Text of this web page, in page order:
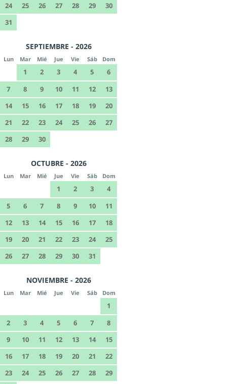
24
25 26 27 28 29
30
31
SEPTIEMBRE - 2026
Lun Mar Mié Jue Vie Sáb Dom
1 2 3 4 5
6
7
8 9 10 11 12
13
14
15 16 17 18 19
20
21
22 23 24 25 26
27
28
29 30
OCTUBRE - 2026
Lun Mar Mié Jue Vie Sáb Dom
1 2 3
4
5
6 7 8 9 10
11
12
13 14 15 16 17
18
19
20 21 22 23 24
25
26
27 28 29 30 31
NOVIEMBRE - 2026
Lun Mar Mié Jue Vie Sáb Dom
1
2
3 4 5 6 7
8
9
10 11 12 13 14
15
16
17 18 19 20 21
22
23
24 25 26 27 28
29